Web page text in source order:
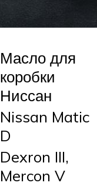
Масло для
коробки
Ниссан
Nissan Matic
D
Dexron III,
Mercon V